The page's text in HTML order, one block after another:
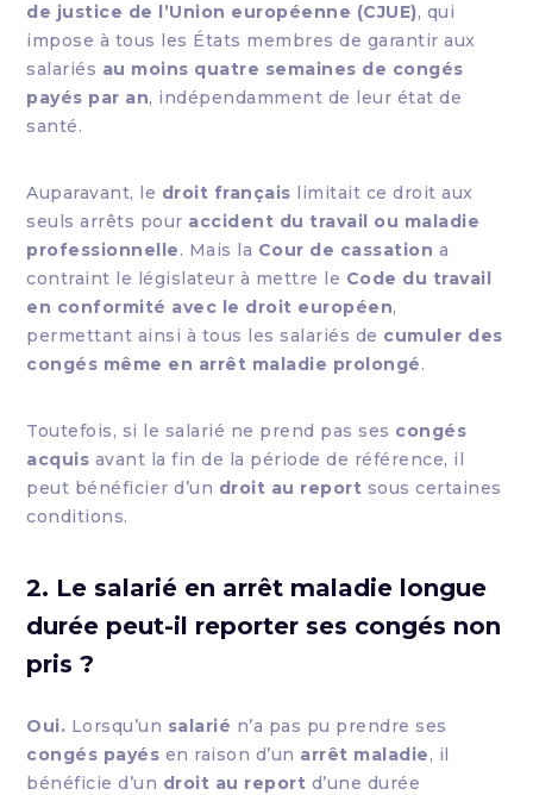
de justice de l’Union européenne (CJUE), qui
impose à tous les États membres de garantir aux
salariés au moins quatre semaines de congés
payés par an, indépendamment de leur état de
santé.
Auparavant, le droit français limitait ce droit aux
seuls arrêts pour accident du travail ou maladie
professionnelle. Mais la Cour de cassation a
contraint le législateur à mettre le Code du travail
en conformité avec le droit européen,
permettant ainsi à tous les salariés de cumuler des
congés même en arrêt maladie prolongé.
Toutefois, si le salarié ne prend pas ses congés
acquis avant la fin de la période de référence, il
peut bénéficier d’un droit au report sous certaines
conditions.
2. Le salarié en arrêt maladie longue
durée peut-il reporter ses congés non
pris ?
Oui. Lorsqu’un salarié n’a pas pu prendre ses
congés payés en raison d’un arrêt maladie, il
bénéficie d’un droit au report d’une durée